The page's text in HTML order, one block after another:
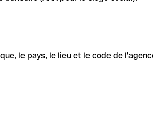
le pays, le lieu et le code de